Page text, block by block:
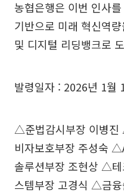
농협은행은 이번 인사
기반으로 미래 혁신역
및 디지털 리딩뱅크로
발령일자 : 2026년 1월
△준법감시부장 이병
비자보호부장 주성숙
솔루션부장 조현상 △
스템부장 고경식 △금